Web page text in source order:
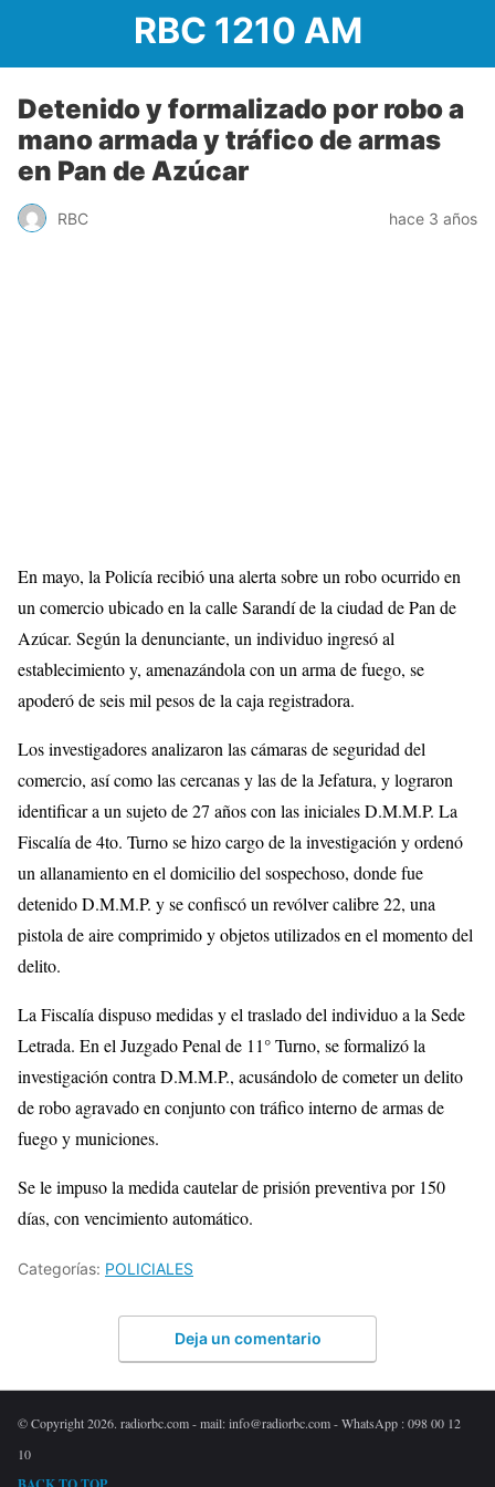
RBC 1210 AM
Detenido y formalizado por robo a
mano armada y tráfico de armas
en Pan de Azúcar
RBC hace 3 años
En mayo, la Policía recibió una alerta sobre un robo ocurrido en
un comercio ubicado en la calle Sarandí de la ciudad de Pan de
Azúcar. Según la denunciante, un individuo ingresó al
establecimiento y, amenazándola con un arma de fuego, se
apoderó de seis mil pesos de la caja registradora.
Los investigadores analizaron las cámaras de seguridad del
comercio, así como las cercanas y las de la Jefatura, y lograron
identificar a un sujeto de 27 años con las iniciales D.M.M.P. La
Fiscalía de 4to. Turno se hizo cargo de la investigación y ordenó
un allanamiento en el domicilio del sospechoso, donde fue
detenido D.M.M.P. y se confiscó un revólver calibre 22, una
pistola de aire comprimido y objetos utilizados en el momento del
delito.
La Fiscalía dispuso medidas y el traslado del individuo a la Sede
Letrada. En el Juzgado Penal de 11° Turno, se formalizó la
investigación contra D.M.M.P., acusándolo de cometer un delito
de robo agravado en conjunto con tráfico interno de armas de
fuego y municiones.
Se le impuso la medida cautelar de prisión preventiva por 150
días, con vencimiento automático.
Categorías: POLICIALES
Deja un comentario
© Copyright 2026. radiorbc.com - mail: info@radiorbc.com - WhatsApp : 098 00 12
10